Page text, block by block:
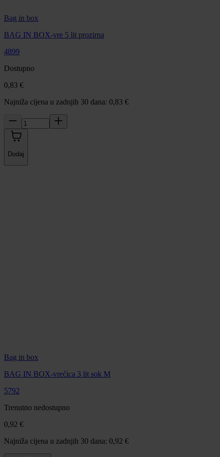
Bag in box
BAG IN BOX-vre 5 lit prozirna
4899
Dostupno
0,83 €
Najniža cijena u zadnjih 30 dana: 0,83 €
Dodaj
Bag in box
BAG IN BOX-vrećica 3 lit sok M
5792
Trenutno nedostupno
0,92 €
Najniža cijena u zadnjih 30 dana: 0,92 €